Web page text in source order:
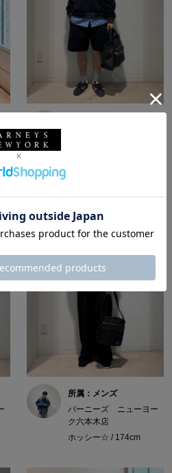
所属：メンズ
バーニーズ ニューヨー
ク六本木店
ホッシー☆ / 174cm